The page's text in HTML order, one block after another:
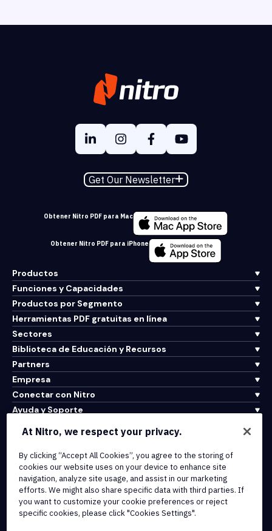
Get Our Newsletter
Obtener Nitro PDF para Mac
Obtener Nitro PDF para iPhone
Productos
Funciones y Capacidades
Productos por Segmento
Herramientas PDF gratuitas en línea
Sectores
Biblioteca de Educación y Recursos
Partners
Empresa
Conectar con Nitro
Ayuda y Soporte
Terms of Service
Cookie Policy
Copyright Policy
All Terms & Policies
At Nitro, we respect your privacy.
By clicking “Accept All Cookies”, you agree to the storing of
cookies our website uses on your device to enhance site
navigation, analyze site usage, and assist in our marketing
efforts. We might also share specific data with third parties. If
you want to customize your cookie preferences or reject
specific cookies, please click "Cookies Settings".